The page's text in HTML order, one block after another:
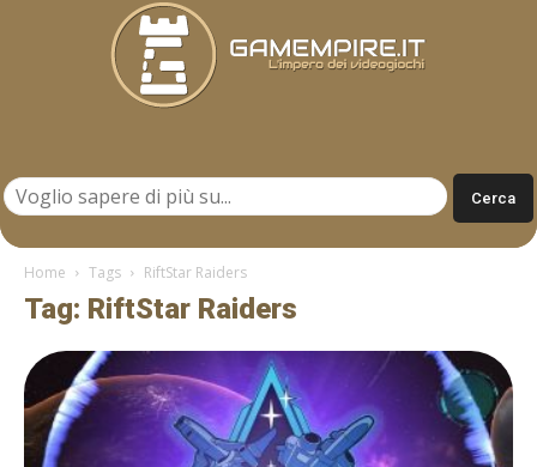
Home Tags RiftStar Raiders
Tag: RiftStar Raiders